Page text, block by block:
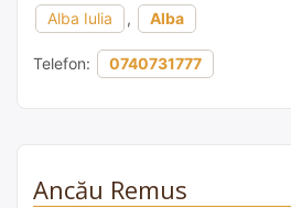
Alba Iulia , Alba
Telefon: 0740731777
Ancău Remus